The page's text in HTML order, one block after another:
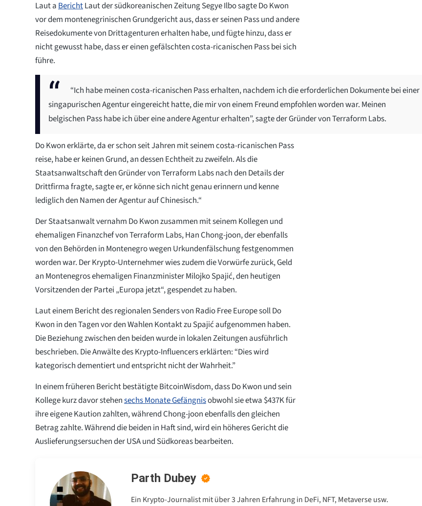
Laut a BerichtLaut der südkoreanischen Zeitung Segye Ilbo sagte Do Kwon
vor dem montenegrinischen Grundgericht aus, dass er seinen Pass und andere
Reisedokumente von Drittagenturen erhalten habe, und fügte hinzu, dass er
nicht gewusst habe, dass er einen gefälschten costa-ricanischen Pass bei sich
führe.
“Ich habe meinen costa-ricanischen Pass erhalten, nachdem ich die erforderlichen Dokumente bei einer
singapurischen Agentur eingereicht hatte, die mir von einem Freund empfohlen worden war. Meinen
belgischen Pass habe ich über eine andere Agentur erhalten”, sagte der Gründer von Terraform Labs.
Do Kwon erklärte, da er schon seit Jahren mit seinem costa-ricanischen Pass
reise, habe er keinen Grund, an dessen Echtheit zu zweifeln. Als die
Staatsanwaltschaft den Gründer von Terraform Labs nach den Details der
Drittfirma fragte, sagte er, er könne sich nicht genau erinnern und kenne
lediglich den Namen der Agentur auf Chinesisch.“
Der Staatsanwalt vernahm Do Kwon zusammen mit seinem Kollegen und
ehemaligen Finanzchef von Terraform Labs, Han Chong-joon, der ebenfalls
von den Behörden in Montenegro wegen Urkundenfälschung festgenommen
worden war. Der Krypto-Unternehmer wies zudem die Vorwürfe zurück, Geld
an Montenegros ehemaligen Finanzminister Milojko Spajić, den heutigen
Vorsitzenden der Partei „Europa jetzt“, gespendet zu haben.
Laut einem Bericht des regionalen Senders von Radio Free Europe soll Do
Kwon in den Tagen vor den Wahlen Kontakt zu Spajić aufgenommen haben.
Die Beziehung zwischen den beiden wurde in lokalen Zeitungen ausführlich
beschrieben. Die Anwälte des Krypto-Influencers erklärten: “Dies wird
kategorisch dementiert und entspricht nicht der Wahrheit.”
In einem früheren Bericht bestätigte BitcoinWisdom, dass Do Kwon und sein
Kollege kurz davor stehensechs Monate Gefängnisobwohl sie etwa $437K für
ihre eigene Kaution zahlten, während Chong-joon ebenfalls den gleichen
Betrag zahlte. Während die beiden in Haft sind, wird ein höheres Gericht die
Auslieferungsersuchen der USA und Südkoreas bearbeiten.
Parth Dubey
Ein Krypto-Journalist mit über 3 Jahren Erfahrung in DeFi, NFT, Metaverse usw.